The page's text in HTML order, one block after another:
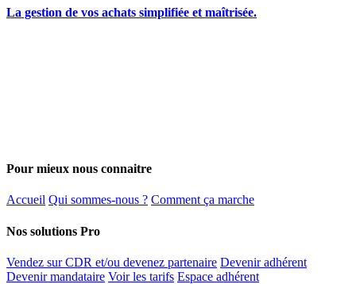
La gestion de vos achats simplifiée et maîtrisée.
Pour mieux nous connaitre
Accueil Qui sommes-nous ? Comment ça marche
Nos solutions Pro
Vendez sur CDR et/ou devenez partenaire Devenir adhérent
Devenir mandataire Voir les tarifs Espace adhérent